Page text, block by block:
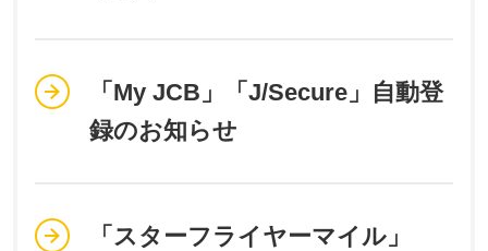
「My JCB」「J/Secure」自動登
録のお知らせ
「スターフライヤーマイル」